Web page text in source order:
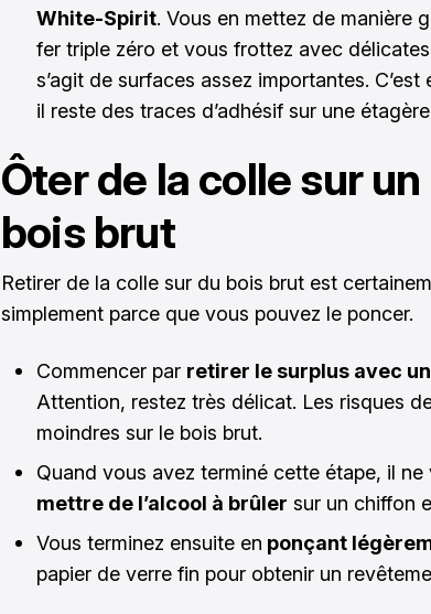
White-Spirit. Vous en mettez de manière
fer triple zéro et vous frottez avec
s’agit de surfaces assez importantes.
il reste des traces d’adhésif sur une
Ôter de la colle sur
bois brut
Retirer de la colle sur du bois brut est
simplement parce que vous pouvez le poncer.
Commencer par retirer le surplus avec
Attention, restez très délicat. Les risques
moindres sur le bois brut.
Quand vous avez terminé cette étape, il ne
mettre de l’alcool à brûler sur un chiffon
Vous terminez ensuite en ponçant
papier de verre fin pour obtenir un